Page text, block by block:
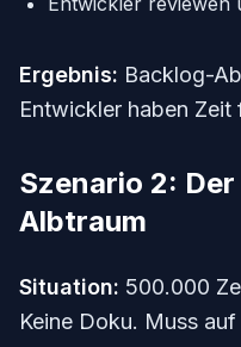
Ergebnis: Backlog-
Entwickler haben
Szenario 2:
Albtraum
Situation: 500.000
Keine Doku. Muss